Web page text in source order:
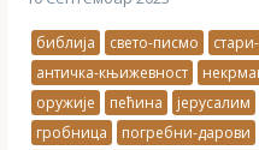
библија свето-писмо
античка-књижевност
оружије
пећина јерусалим
гробница
погребни-дарови